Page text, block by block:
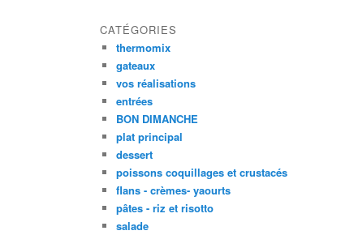
CATÉGORIES
thermomix
gateaux
vos réalisations
entrées
BON DIMANCHE
plat principal
dessert
poissons coquillages et crustacés
flans - crèmes- yaourts
pâtes - riz et risotto
salade